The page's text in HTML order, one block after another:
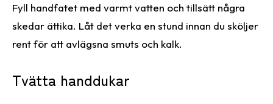
Fyll handfatet med varmt vatten och tillsätt några
skedar ättika. Låt det verka en stund innan du sköljer
rent för att avlägsna smuts och kalk.
Tvätta handdukar